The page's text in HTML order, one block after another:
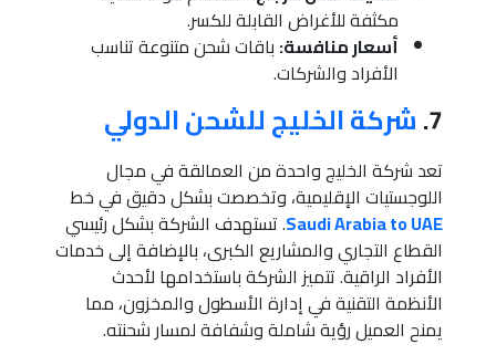
مكثفة للأغراض القابلة للكسر.
أسعار منافسة: باقات شحن متنوعة تناسب
الأفراد والشركات.
7. شركة الخليج للشحن الدولي
تعد شركة الخليج واحدة من العمالقة في مجال
اللوجستيات الإقليمية، وتخصصت بشكل دقيق في خط
Saudi Arabia to UAE. تستهدف الشركة بشكل رئيسي
القطاع التجاري والمشاريع الكبرى، بالإضافة إلى خدمات
الأفراد الراقية. تتميز الشركة باستخدامها لأحدث
الأنظمة التقنية في إدارة الأسطول والمخزون، مما
يمنح العميل رؤية شاملة وشفافة لمسار شحنته.